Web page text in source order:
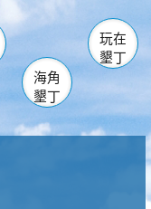
南仁湖
佳樂水
區
中心
園 風吹沙龍磐公園
灣
砂島
鑾鼻
海角
墾丁
玩在
墾丁